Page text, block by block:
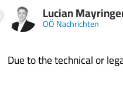
Lucian
OÖ Nachrichten
Due to the technical or